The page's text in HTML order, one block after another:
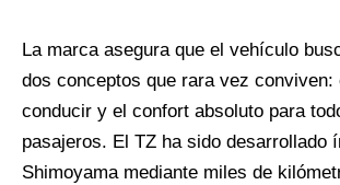
La marca asegura que el vehículo
dos conceptos que rara vez conviven:
conducir y el confort absoluto para
pasajeros. El TZ ha sido desarrollado
Shimoyama mediante miles de